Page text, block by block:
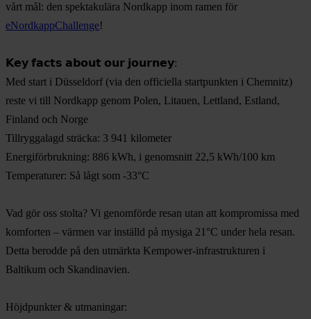
vårt mål: den spektakulära Nordkapp inom ramen för
eNordkappChallenge!
𝗞𝗲𝘆 𝗳𝗮𝗰𝘁𝘀 𝗮𝗯𝗼𝘂𝘁 𝗼𝘂𝗿 𝗷𝗼𝘂𝗿𝗻𝗲𝘆:
Med start i Düsseldorf (via den officiella startpunkten i Chemnitz)
reste vi till Nordkapp genom Polen, Litauen, Lettland, Estland,
Finland och Norge
Tillryggalagd sträcka: 3 941 kilometer
Energiförbrukning: 886 kWh, i genomsnitt 22,5 kWh/100 km
Temperaturer: Så lågt som -33°C
Vad gör oss stolta? Vi genomförde resan utan att kompromissa med
komforten – värmen var inställd på mysiga 21°C under hela resan.
Detta berodde på den utmärkta Kempower-infrastrukturen i
Baltikum och Skandinavien.
Höjdpunkter & utmaningar: